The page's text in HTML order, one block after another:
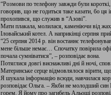
“Розмови по телефону завжди були
говорив, що не годиться таке казати, бо
прохопився, що служив в “Азові”.
Мати плакала, молилася, каменіючи від
Іловайський котел. А наприкінці серпня
“25 серпня 2014 р. він востаннє
мене більше немає… Спочатку повірила
почала сумніватися”, – розповідає вона.
Потяглися довгі виснажливі дні й ночі,
Материнське серце відмовлялося вірити,
Я шукала інформацію всюди, навчилася
розповідає Ольга. – Якби не молодший
горем. Я йому про загибель Альоші